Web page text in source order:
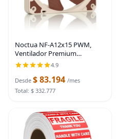
Noctua NF-A12x15 PWM,
Ventilador Premium
Silencioso y Delgado, 4-Pino
(120x15mm, Marrón)
4.9
Desde $ 83.194 /mes
Total: $ 332.777